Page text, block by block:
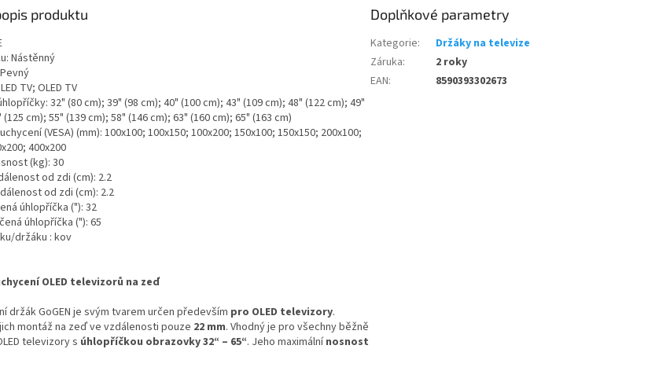
produktu
Nástěnný
TV; OLED TV
32" (80 cm); 39" (98 cm); 40" (100 cm); 43" (109 cm); 48" (122 cm); 49"
cm); 55" (139 cm); 58" (146 cm); 63" (160 cm); 65" (163 cm)
(VESA) (mm): 100x100; 100x150; 100x200; 150x100; 150x150; 200x100;
400x200
(kg): 30
od zdi (cm): 2.2
od zdi (cm): 2.2
úhlopříčka ("): 32
úhlopříčka ("): 65
držáku : kov
OLED televizorů na zeď
držák GoGEN je svým tvarem určen především pro OLED televizory.
montáž na zeď ve vzdálenosti pouze 22 mm. Vhodný je pro všechny běžně
televizory s úhlopříčkou obrazovky 32“ – 65“. Jeho maximálnínosnost
Doplňkové parametry
Kategorie:
Držáky na televize
Záruka:
2 roky
EAN: 8590393302673